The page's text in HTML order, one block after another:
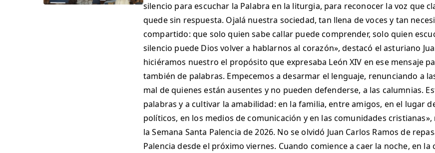
silencio para escuchar la Palabra en la liturgia, para reconocer la voz que
quede sin respuesta. Ojalá nuestra sociedad, tan llena de voces y tan
compartido: que solo quien sabe callar puede comprender, solo quien
silencio puede Dios volver a hablarnos al corazón», destacó el asturiano
hiciéramos nuestro el propósito que expresaba León XIV en ese mensaje
también de palabras. Empecemos a desarmar el lenguaje, renunciando a
mal de quienes están ausentes y no pueden defenderse, a las calumnias.
palabras y a cultivar la amabilidad: en la familia, entre amigos, en el lugar
políticos, en los medios de comunicación y en las comunidades
la Semana Santa Palencia de 2026. No se olvidó Juan Carlos Ramos de
Palencia desde el próximo viernes. Cuando comience a caer la noche, en